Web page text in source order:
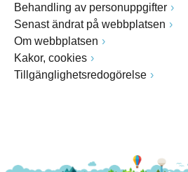
Behandling av personuppgifter
Senast ändrat på webbplatsen
Om webbplatsen
Kakor, cookies
Tillgänglighetsredogörelse